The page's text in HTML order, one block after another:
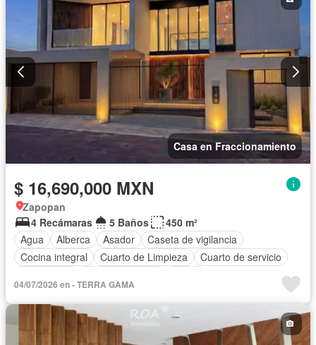
Casa en Fraccionamiento
$ 16,690,000 MXN
Zapopan
4 Recámaras
5 Baños
450 m²
Agua
Alberca Asador
Caseta de vigilancia
Cocina integral
Cuarto de Limpieza
Cuarto de servicio
Recámara con closet
Seguridad
04/07/2026 en - TERRA GAMA